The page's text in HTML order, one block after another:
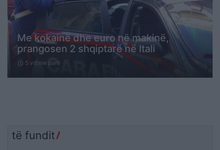
Me kokainë dhe euro në makinë,
prangosen 2 shqiptarë në Itali
schedule 5 vit me parë
të fundit